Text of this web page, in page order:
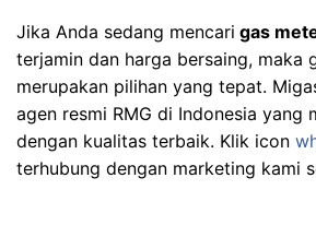
Jika Anda sedang mencari gas
terjamin dan harga bersaing, maka
merupakan pilihan yang tepat.
agen resmi RMG di Indonesia yang
dengan kualitas terbaik. Klik icon
terhubung dengan marketing kami